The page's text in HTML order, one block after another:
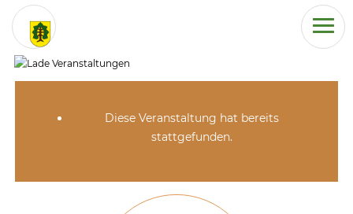
Diese Veranstaltung hat bereits
stattgefunden.